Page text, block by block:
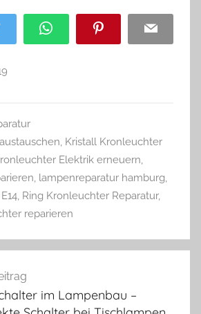
Twitter WhatsApp Pinterest Email
, Kristall Kronleuchter
Elektrik erneuern,
, lampenreparatur hamburg,
, Ring Kronleuchter Reparatur,
reparieren
im Lampenbau –